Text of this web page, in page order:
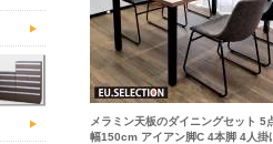
メラミン天板のダイニングセット 5
幅150cm アイアン脚C 4本脚 4人掛